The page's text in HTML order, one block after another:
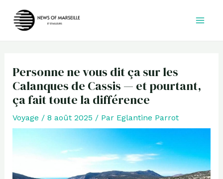
Personne ne vous dit ça sur les
Calanques de Cassis — et pourtant,
ça fait toute la différence
Voyage / 8 août 2025 / Par Eglantine Parrot